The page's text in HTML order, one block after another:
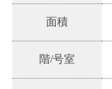
面積
階/号室